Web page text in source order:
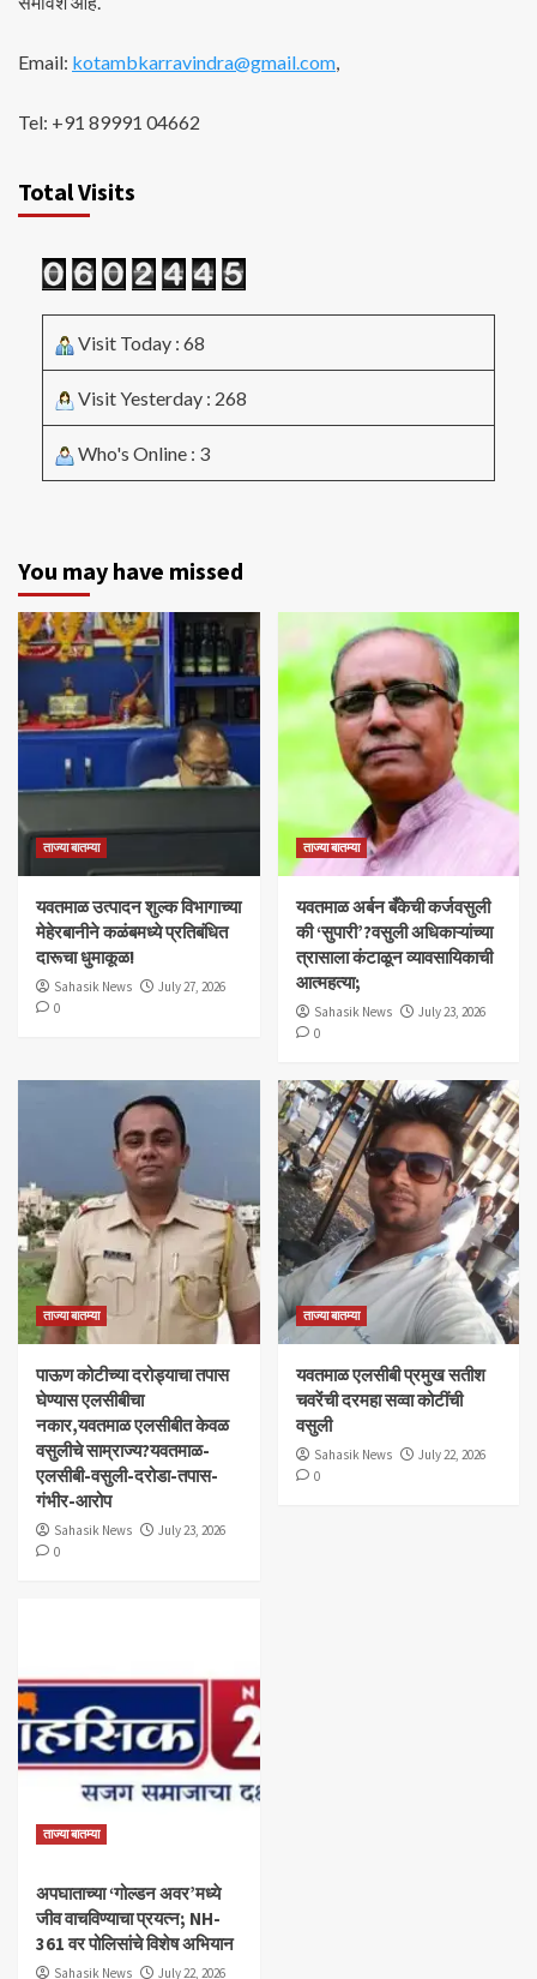
Email: kotambkarravindra@gmail.com,
Tel: +91 89991 04662
Total Visits
Visit Today : 68
Visit Yesterday : 268
Who's Online : 3
You may have missed
ताज्या बातम्या
यवतमाळ उत्पादन शुल्क विभागाच्या
मेहेरबानीने कळंबमध्ये प्रतिबंधित
दारूचा धुमाकूळ!
Sahasik News
July 27, 2026
0
ताज्या बातम्या
​यवतमाळ अर्बन बँकेची कर्जवसुली
की ‘सुपारी’?वसुली अधिकाऱ्यांच्या
त्रासाला कंटाळून व्यावसायिकाची
आत्महत्या;
Sahasik News
July 23, 2026
0
ताज्या बातम्या
पाऊण कोटीच्या दरोड्याचा तपास
घेण्यास एलसीबीचा
नकार,यवतमाळ एलसीबीत केवळ
वसुलीचे साम्राज्य?यवतमाळ-
एलसीबी-वसुली-दरोडा-तपास-
गंभीर-आरोप
Sahasik News
July 23, 2026
0
ताज्या बातम्या
यवतमाळ एलसीबी प्रमुख सतीश
चवरेंची दरमहा सव्वा कोटींची
वसुली
Sahasik News
July 22, 2026
0
ताज्या बातम्या
अपघाताच्या ‘गोल्डन अवर’मध्ये
जीव वाचविण्याचा प्रयत्न; NH-
361 वर पोलिसांचे विशेष अभियान
Sahasik News July 22, 2026